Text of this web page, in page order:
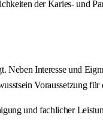
der Karies- und
Interesse und
Voraussetzung für
und fachlicher